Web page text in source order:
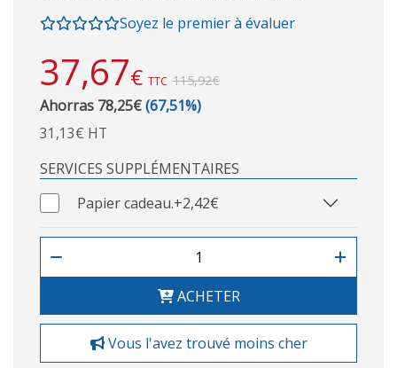
Soyez le premier à évaluer
37,67€ TTC 115,92€
Ahorras 78,25€(67,51%)
31,13€ HT
SERVICES SUPPLÉMENTAIRES
Papier cadeau.+2,42€
ACHETER
Vous l'avez trouvé moins cher